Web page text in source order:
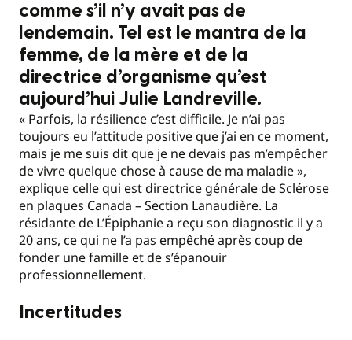
comme s’il n’y avait pas de
lendemain. Tel est le mantra de la
femme, de la mère et de la
directrice d’organisme qu’est
aujourd’hui Julie Landreville.
« Parfois, la résilience c’est difficile. Je n’ai pas
toujours eu l’attitude positive que j’ai en ce moment,
mais je me suis dit que je ne devais pas m’empêcher
de vivre quelque chose à cause de ma maladie »,
explique celle qui est directrice générale de Sclérose
en plaques Canada – Section Lanaudière. La
résidante de L’Épiphanie a reçu son diagnostic il y a
20 ans, ce qui ne l’a pas empêché après coup de
fonder une famille et de s’épanouir
professionnellement.
Incertitudes